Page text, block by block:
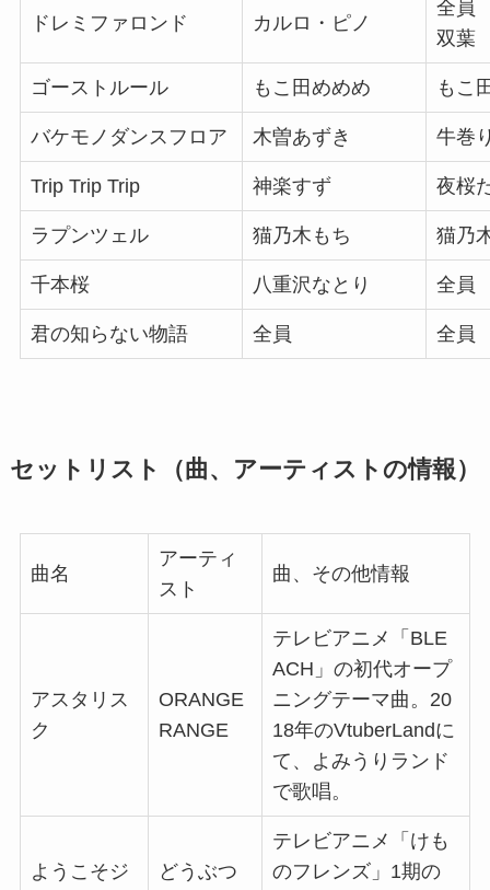
ドレミファロンド カルロ・ピノ
全員
双葉
ゴーストルール もこ田めめめ もこ
バケモノダンスフロア 木曽あずき 牛巻
Trip Trip Trip 神楽すず 夜桜
ラプンツェル 猫乃木もち 猫乃
千本桜 八重沢なとり 全員
君の知らない物語 全員 全員
セットリスト（曲、アーティストの情報）
曲名
アーティ
スト
曲、その他情報
アスタリス
ク
ORANGE
RANGE
テレビアニメ「BLE
ACH」の初代オープ
ニングテーマ曲。20
18年のVtuberLandに
て、よみうりランド
で歌唱。
ようこそジ
どうぶつ
テレビアニメ「けも
のフレンズ」1期の